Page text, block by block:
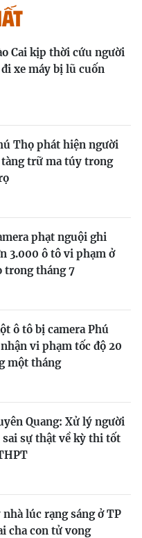
Cai kịp thời cứu người
xe máy bị lũ cuốn
Thọ phát hiện người
tàng trữ ma túy trong
phạt nguội ghi
3.000 ô tô vi phạm ở
trong tháng 7
ô tô bị camera Phú
vi phạm tốc độ 20
một tháng
Quang: Xử lý người
sai sự thật về kỳ thi tốt
nhà lúc rạng sáng ở TP
cha con tử vong